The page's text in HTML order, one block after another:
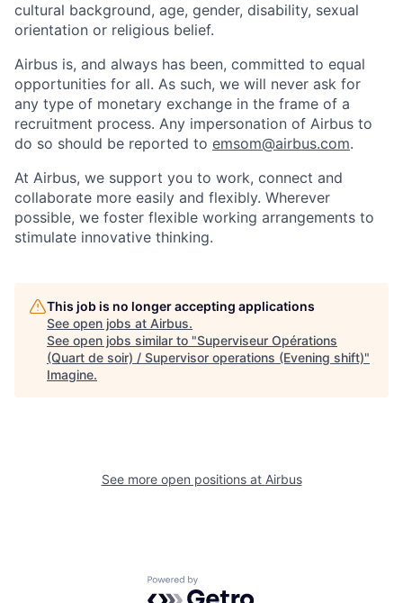
cultural background, age, gender, disability, sexual
orientation or religious belief.
Airbus is, and always has been, committed to equal
opportunities for all. As such, we will never ask for
any type of monetary exchange in the frame of a
recruitment process. Any impersonation of Airbus to
do so should be reported to emsom@airbus.com.
At Airbus, we support you to work, connect and
collaborate more easily and flexibly. Wherever
possible, we foster flexible working arrangements to
stimulate innovative thinking.
This job is no longer accepting applications
See open jobs at Airbus.
See open jobs similar to "Superviseur Opérations
(Quart de soir) / Supervisor operations (Evening shift)"
Imagine.
See more open positions at Airbus
Powered by Getro.com